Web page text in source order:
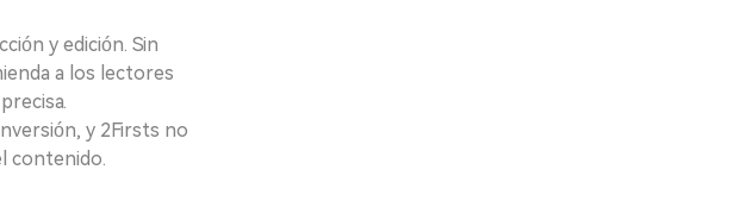
y edición. Sin
a los lectores
y 2Firsts no
contenido.